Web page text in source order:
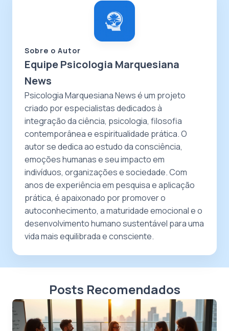
Sobre o Autor
Equipe Psicologia Marquesiana
News
Psicologia Marquesiana News é um projeto
criado por especialistas dedicados à
integração da ciência, psicologia, filosofia
contemporânea e espiritualidade prática. O
autor se dedica ao estudo da consciência,
emoções humanas e seu impacto em
indivíduos, organizações e sociedade. Com
anos de experiência em pesquisa e aplicação
prática, é apaixonado por promover o
autoconhecimento, a maturidade emocional e o
desenvolvimento humano sustentável para uma
vida mais equilibrada e consciente.
Posts Recomendados